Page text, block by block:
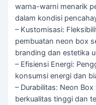
warna-warni menarik
dalam kondisi
– Kustomisasi:
pembuatan neon box
branding dan estetika
– Efisiensi Energi:
konsumsi energi dan
– Durabilitas: Neon
berkualitas tinggi dan